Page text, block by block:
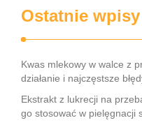
Ostatnie wpisy
Kwas mlekowy w walce z
działanie i najczęstsze
Ekstrakt z lukrecji na
go stosować w pielęgnacji